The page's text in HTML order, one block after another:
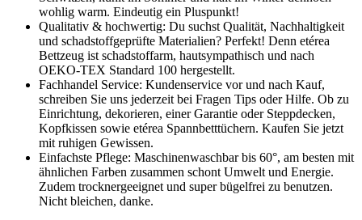
wohlig warm. Eindeutig ein Pluspunkt!
Qualitativ & hochwertig: Du suchst Qualität, Nachhaltigkeit
und schadstoffgeprüfte Materialien? Perfekt! Denn etérea
Bettzeug ist schadstoffarm, hautsympathisch und nach
OEKO-TEX Standard 100 hergestellt.
Fachhandel Service: Kundenservice vor und nach Kauf,
schreiben Sie uns jederzeit bei Fragen Tips oder Hilfe. Ob zu
Einrichtung, dekorieren, einer Garantie oder Steppdecken,
Kopfkissen sowie etérea Spannbetttüchern. Kaufen Sie jetzt
mit ruhigen Gewissen.
Einfachste Pflege: Maschinenwaschbar bis 60°, am besten mit
ähnlichen Farben zusammen schont Umwelt und Energie.
Zudem trocknergeeignet und super bügelfrei zu benutzen.
Nicht bleichen, danke.